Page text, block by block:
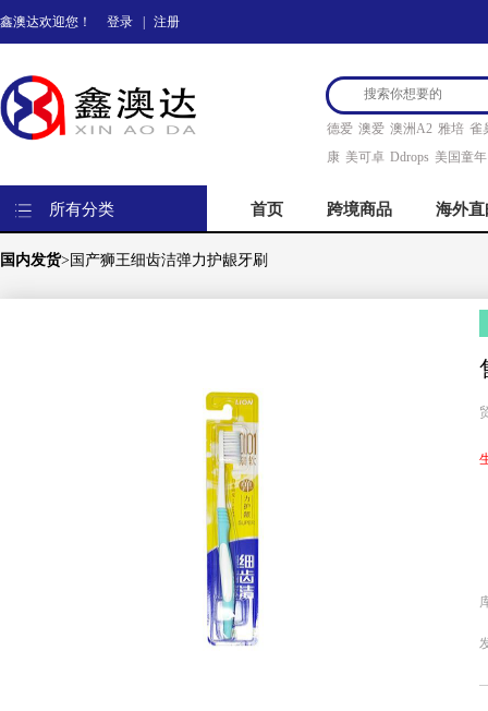
鑫澳达欢迎您！ 登录 注册
德爱 澳爱 澳洲A2 雅培 雀
康 美可卓 Ddrops 美国童年
所有分类 首页 跨境商品 海外直
国内发货>国产狮王细齿洁弹力护龈牙刷